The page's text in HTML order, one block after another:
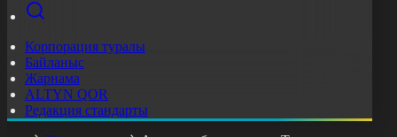
Корпорация туралы
Байланыс
Жарнама
ALTYN QOR
Редакция стандарты